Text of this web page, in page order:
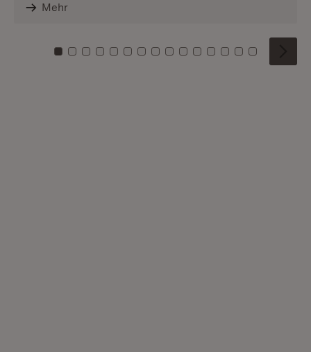
Mehr
Zu Kachel: 0
Zu Kachel: 1
Zu Kachel: 2
Zu Kachel: 3
Zu Kachel: 4
Zu Kachel: 5
Zu Kachel: 6
Zu Kachel: 7
Zu Kachel: 8
Zu Kachel: 9
Zu Kachel: 10
Zu Kachel: 11
Zu Kachel: 12
Zu Kachel:
Zu